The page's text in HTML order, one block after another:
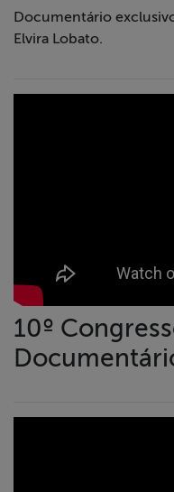
Documentário
Elvira Lobato.
10º